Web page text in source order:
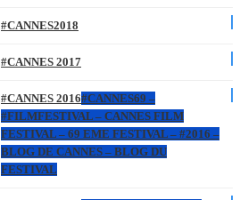
#CANNES2018
#CANNES 2017
#CANNES 2016#CANNES69 –
#FILMFESTIVAL – CANNES FILM
FESTIVAL – 69 EME FESTIVAL – #2016 –
BLOG DE CANNES – BLOG DU
FESTIVAL